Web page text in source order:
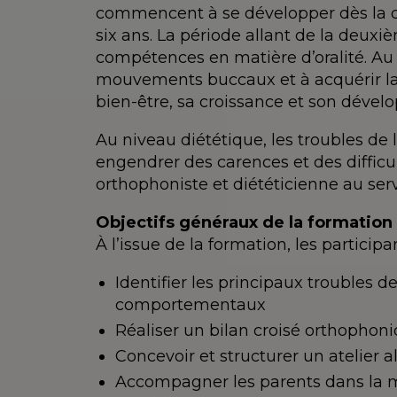
commencent à se développer dès la
six ans. La période allant de la
compétences en matière d’oralité.
mouvements buccaux et à acquérir
bien-être, sa croissance et son
Au niveau diététique, les troubles de
engendrer des carences et des
orthophoniste et diététicienne au
Objectifs généraux de la formation
À l’issue de la formation, les
Identifier les principaux troubles
comportementaux
Réaliser un bilan croisé
Concevoir et structurer un atelier
Accompagner les parents dans la